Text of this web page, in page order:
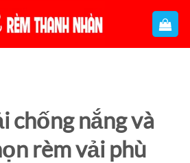
chống nắng và
rèm vải phù